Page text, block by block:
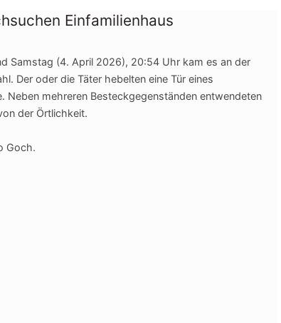
Einfamilienhaus
Samstag (4. April 2026), 20:54 Uhr kam es an der
Der oder die Täter hebelten eine Tür eines
Neben mehreren Besteckgegenständen entwendeten
der Örtlichkeit.
Goch.